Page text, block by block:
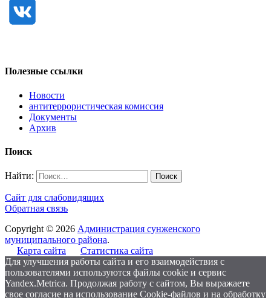
Полезные ссылки
Новости
антитеррористическая комиссия
Документы
Архив
Поиск
Найти:
Сайт для слабовидящих
Обратная связь
Copyright © 2026 Администрация сунженского
муниципального района.
Карта сайта
Статистика сайта
Для улучшения работы сайта и его взаимодействия с
пользователями используются файлы cookie и сервис
Yandex.Metrica. Продолжая работу с сайтом, Вы выражаете
свое согласие на использование Cookie-файлов и на обработку